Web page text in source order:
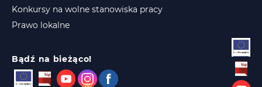
Konkursy na wolne stanowiska pracy
Prawo lokalne
Bądź na bieżąco!